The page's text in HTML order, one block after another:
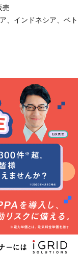
売
、インドネシア、ベト